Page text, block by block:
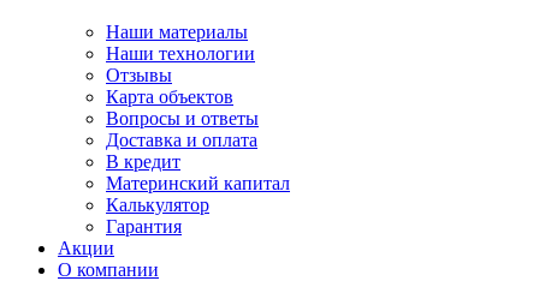
Наши материалы
Наши технологии
Отзывы
Карта объектов
Вопросы и ответы
Доставка и оплата
В кредит
Материнский капитал
Калькулятор
Гарантия
Акции
О компании